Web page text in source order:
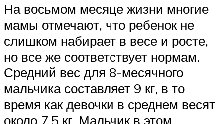
На восьмом месяце жизни многие
мамы отмечают, что ребенок не
слишком набирает в весе и росте,
но все же соответствует нормам.
Средний вес для 8-месячного
мальчика составляет 9 кг, в то
время как девочки в среднем весят
около 7,5 кг. Мальчик в этом